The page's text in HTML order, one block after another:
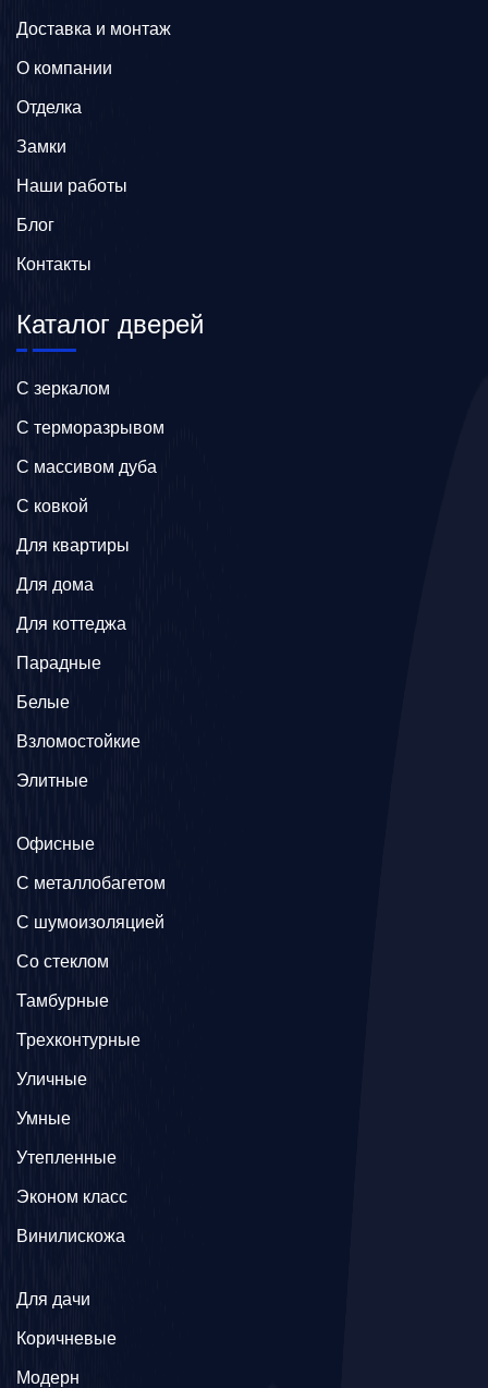
Доставка и монтаж
О компании
Отделка
Замки
Наши работы
Блог
Контакты
Каталог дверей
C зеркалом
C терморазрывом
C массивом дуба
C ковкой
Для квартиры
Для дома
Для коттеджа
Парадные
Белые
Взломостойкие
Элитные
Офисные
C металлобагетом
С шумоизоляцией
Со стеклом
Тамбурные
Трехконтурные
Уличные
Умные
Утепленные
Эконом класс
Винилискожа
Для дачи
Коричневые
Модерн